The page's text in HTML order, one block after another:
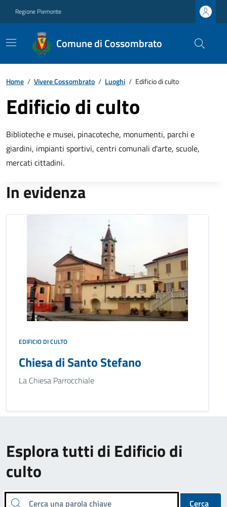
Regione Piemonte
Comune di Cossombrato
Home / Vivere Cossombrato / Luoghi / Edificio di culto
Edificio di culto
Biblioteche e musei, pinacoteche, monumenti, parchi e
giardini, impianti sportivi, centri comunali d'arte, scuole,
mercati cittadini.
In evidenza
EDIFICIO DI CULTO
Chiesa di Santo Stefano
La Chiesa Parrocchiale
Esplora tutti di Edificio di
culto
Cerca una parola chiave
Cerca